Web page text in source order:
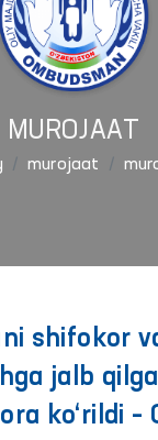
MUROJAAT
murojaat
shifokor
jalb
ko‘rildi –